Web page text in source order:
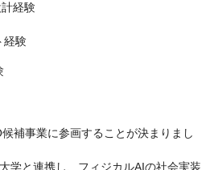
経験
経験
補事業に参画することが決まりまし
学と連携し、フィジカルAIの社会実装